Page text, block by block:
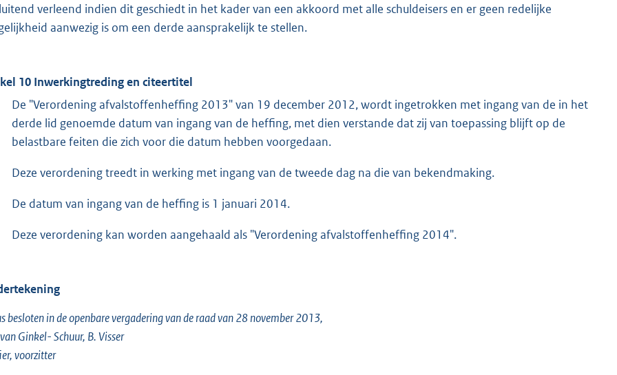
verleend indien dit geschiedt in het kader van een akkoord met alle schuldeisers en er geen redelijke
aanwezig is om een derde aansprakelijk te stellen.
10 Inwerkingtreding en citeertitel
De "Verordening afvalstoffenheffing 2013" van 19 december 2012, wordt ingetrokken met ingang van de in het
derde lid genoemde datum van ingang van de heffing, met dien verstande dat zij van toepassing blijft op de
belastbare feiten die zich voor die datum hebben voorgedaan.
Deze verordening treedt in werking met ingang van de tweede dag na die van bekendmaking.
De datum van ingang van de heffing is 1 januari 2014.
Deze verordening kan worden aangehaald als "Verordening afvalstoffenheffing 2014".
besloten in de openbare vergadering van de raad van 28 november 2013,
Ginkel- Schuur, B. Visser
voorzitter